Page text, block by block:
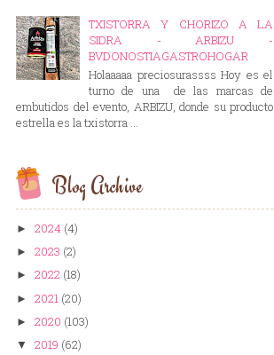
TXISTORRA Y CHORIZO A LA
SIDRA - ARBIZU -
BVDONOSTIAGASTROHOGAR
Holaaaaa preciosurassss Hoy es el
turno de una de las marcas de
embutidos del evento, ARBIZU, donde su producto
estrella es la txistorra ...
Blog Archive
► 2024 (4)
► 2023 (2)
► 2022 (18)
► 2021 (20)
► 2020 (103)
▼ 2019 (62)